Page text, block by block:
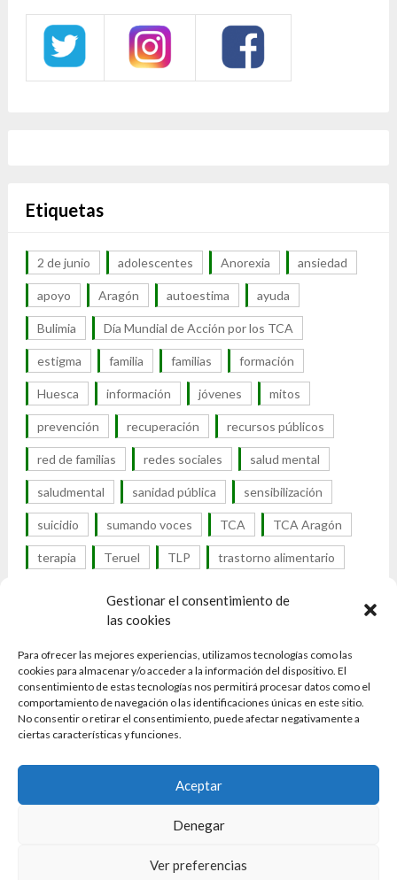
Gestionar el consentimiento de
las cookies
Para ofrecer las mejores experiencias, utilizamos tecnologías como las
cookies para almacenar y/o acceder a la información del dispositivo. El
consentimiento de estas tecnologías nos permitirá procesar datos como el
comportamiento de navegación o las identificaciones únicas en este sitio.
No consentir o retirar el consentimiento, puede afectar negativamente a
ciertas características y funciones.
Aceptar
Denegar
Ver preferencias
Etiquetas
2 de junio adolescentes Anorexia ansiedad
apoyo Aragón autoestima ayuda
Bulimia Día Mundial de Acción por los TCA
estigma familia familias formación
Huesca información jóvenes mitos
prevención recuperación recursos públicos
red de familias redes sociales salud mental
saludmental sanidad pública sensibilización
suicidio sumando voces TCA TCA Aragón
terapia Teruel TLP trastorno alimentario
trastorno por atracón
trastornos alimenticios
trastornos de la conducta alimentaria tratamiento
UTCA visibilidad visibilidad TCA Zaragoza
© 2026 Asociación TCA Aragón| Powered by WordPress &